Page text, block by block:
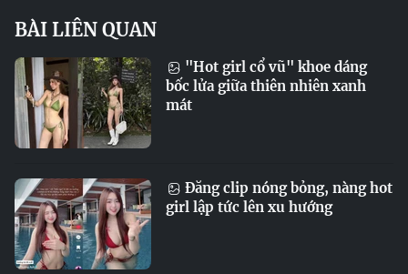
BÀI LIÊN QUAN
"Hot girl cổ vũ" khoe dáng
bốc lửa giữa thiên nhiên xanh
mát
Đăng clip nóng bỏng, nàng hot
girl lập tức lên xu hướng